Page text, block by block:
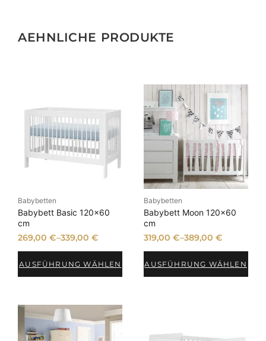
AEHNLICHE PRODUKTE
Babybetten
Babybett Basic 120×60
cm
269,00€–339,00€
AUSFÜHRUNG WÄHLEN
Babybetten
Babybett Moon 120×60
cm
319,00 €–389,00 €
AUSFÜHRUNG WÄHLEN